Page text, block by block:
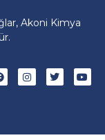
Akoni Kimya